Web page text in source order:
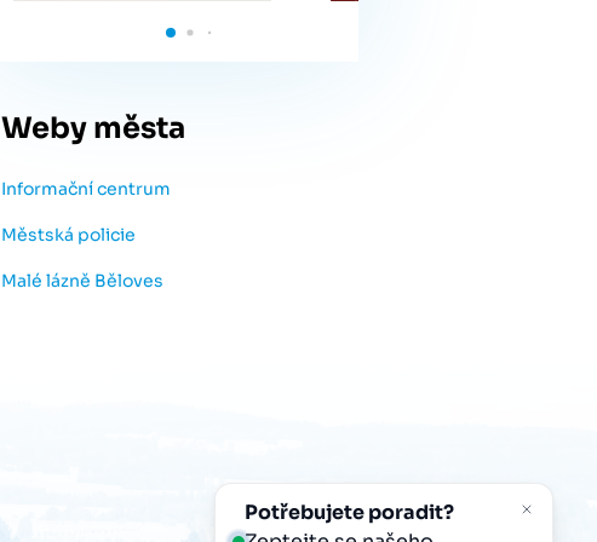
Weby města
Informační centrum
Městská policie
Malé lázně Běloves
Potřebujete poradit?